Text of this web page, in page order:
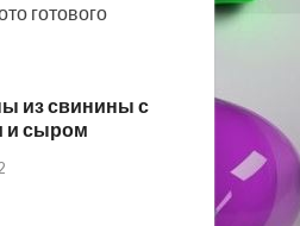
готового
из свинины с
и сыром